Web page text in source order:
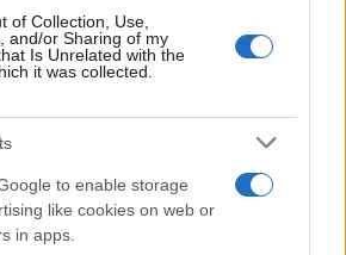
of Collection, Use,
and/or Sharing of my
Is Unrelated with the
it was collected.
to enable storage
like cookies on web or
in apps.
fa del bene agli altri,
alla laurea, gente che arriva a
altri italiani ma riesce a
amare, fare sport, insegnare,
Per noi è normale perché
la maggior parte degli italiani
finzione mascherata da
Oltretutto, sembra davvero